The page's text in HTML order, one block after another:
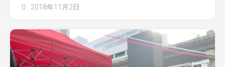
2018年11月2日